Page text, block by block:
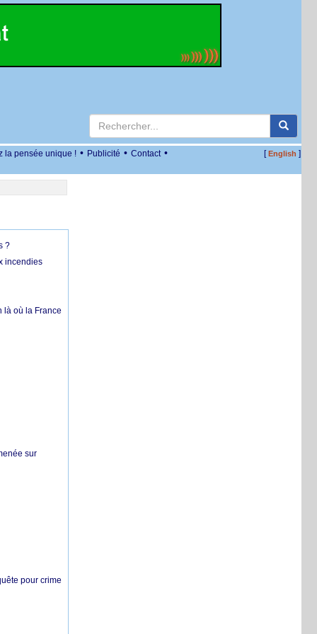
la pensée unique ! • Publicité • Contact • [English ]
?
incendies
là où la France
sur
pour crime